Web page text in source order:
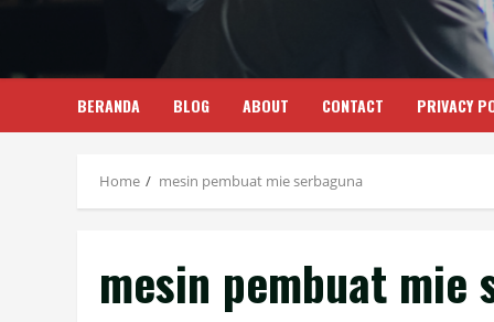
BERANDA BLOG ABOUT CONTACT PRIVACY
Home mesin pembuat mie serbaguna
mesin pembuat mie